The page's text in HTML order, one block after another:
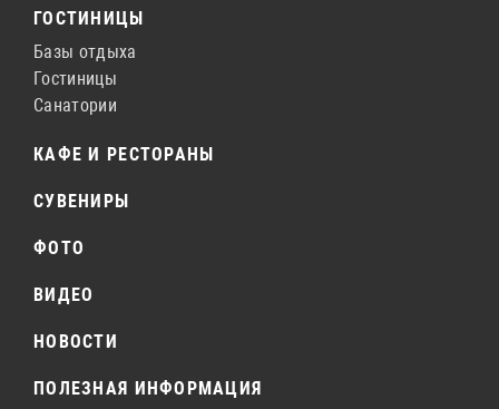
ГОСТИНИЦЫ
Базы отдыха
Гостиницы
Санатории
КАФЕ И РЕСТОРАНЫ
СУВЕНИРЫ
ФОТО
ВИДЕО
НОВОСТИ
ПОЛЕЗНАЯ ИНФОРМАЦИЯ